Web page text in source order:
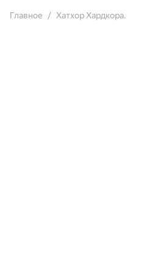
Главное Хатхор Хардкора.